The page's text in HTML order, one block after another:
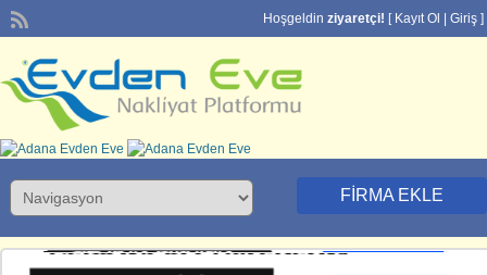
Hoşgeldin ziyaretçi! [ Kayıt Ol Giriş ]
FIRMA EKLE